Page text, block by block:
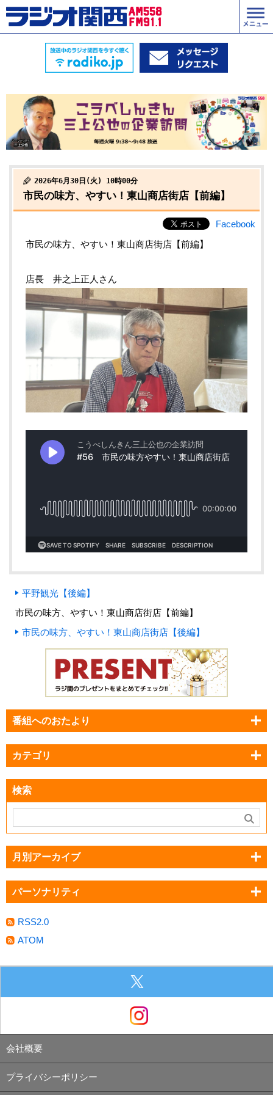
2026年6月30日(火) 10時00分
市民の味方、やすい！東山商店街店【前編】
Facebook
市民の味方、やすい！東山商店街店【前編】
店長 井之上正人さん
平野観光【後編】
市民の味方、やすい！東山商店街店【前編】
市民の味方、やすい！東山商店街店【後編】
番組へのおたより
カテゴリ
検索
月別アーカイブ
パーソナリティ
RSS2.0
ATOM
会社概要
プライバシーポリシー